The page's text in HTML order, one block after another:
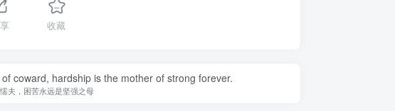
收藏
coward, hardship is the mother of strong forever.
夫，困苦永远是坚强之母